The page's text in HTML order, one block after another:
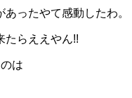
ったやて感動したわ。
たらええやん!!
は